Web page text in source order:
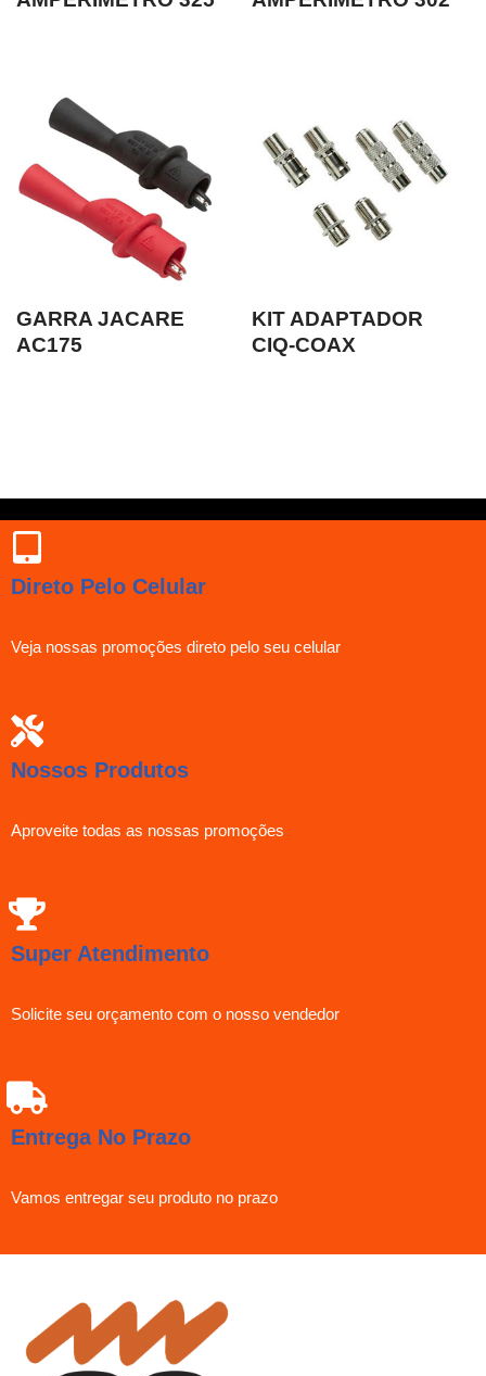
GARRA JACARE
AC175
KIT ADAPTADOR
CIQ-COAX
Direto Pelo Celular
Veja nossas promoções direto pelo seu celular
Nossos Produtos
Aproveite todas as nossas promoções
Super Atendimento
Solicite seu orçamento com o nosso vendedor
Entrega No Prazo
Vamos entregar seu produto no prazo